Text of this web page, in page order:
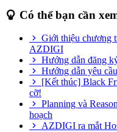
Có thể bạn cần
Giới thiệu chương
AZDIGI
Hướng dẫn đăng
Hướng dẫn yêu
[Kết thúc] Black
cỡ!
Planning và
hoạch
AZDIGI ra mắt